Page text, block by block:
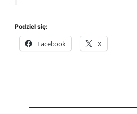
Podziel się:
Facebook X